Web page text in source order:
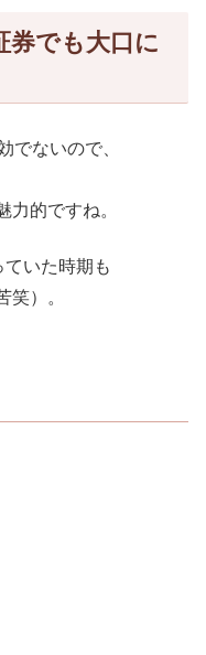
券でも大口に
でないので、
力的ですね。
いた時期も
笑）。